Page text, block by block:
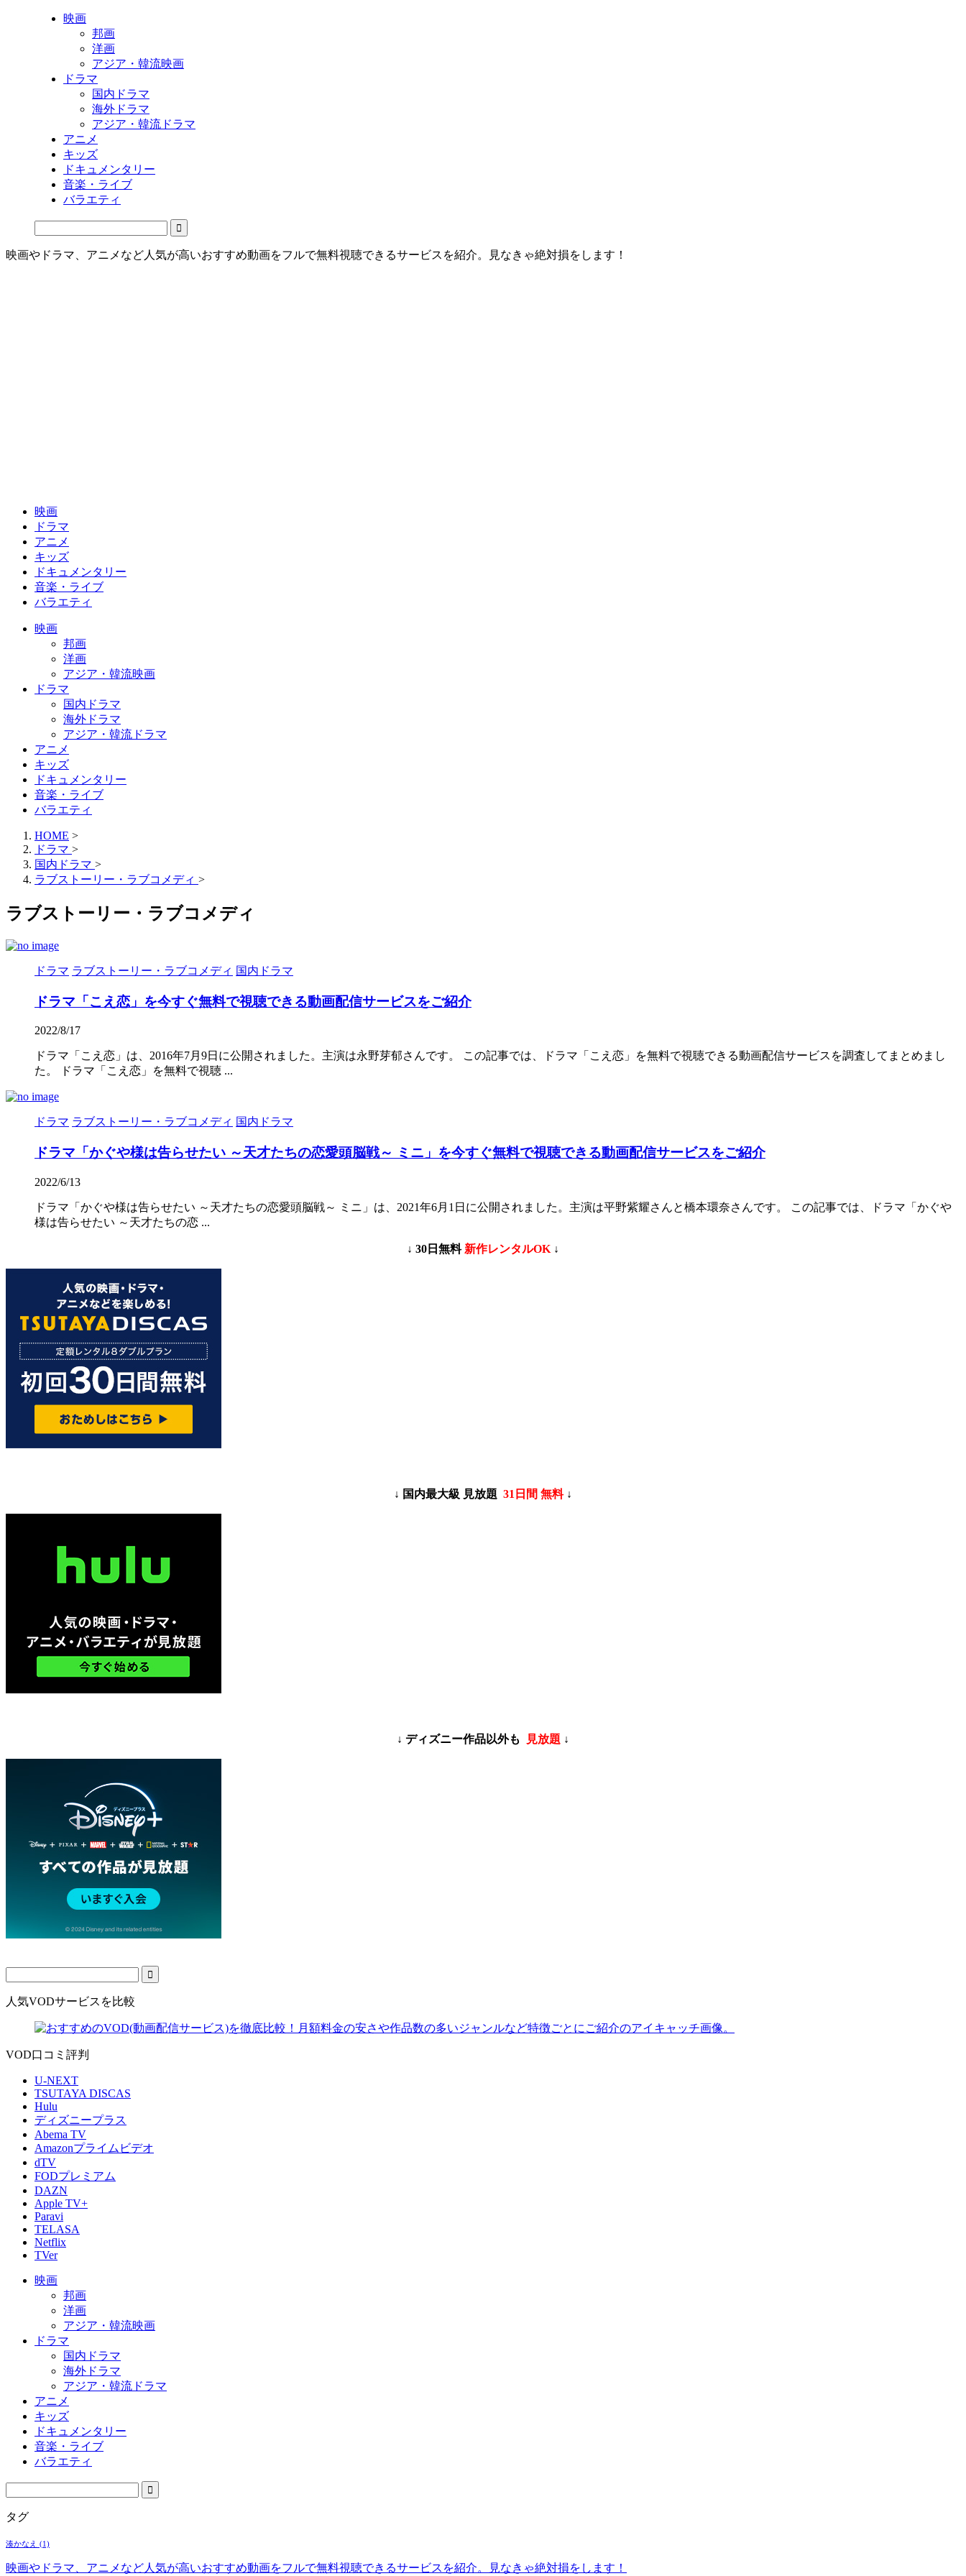
映画
邦画
洋画
アジア・韓流映画
ドラマ
国内ドラマ
海外ドラマ
アジア・韓流ドラマ
アニメ
キッズ
ドキュメンタリー
音楽・ライブ
バラエティ
映画やドラマ、アニメなど人気が高いおすすめ動画をフルで無料視聴できるサービスを紹介。見なきゃ絶対損をします！
映画
ドラマ
アニメ
キッズ
ドキュメンタリー
音楽・ライブ
バラエティ
映画
邦画
洋画
アジア・韓流映画
ドラマ
国内ドラマ
海外ドラマ
アジア・韓流ドラマ
アニメ
キッズ
ドキュメンタリー
音楽・ライブ
バラエティ
HOME >
ドラマ >
国内ドラマ >
ラブストーリー・ラブコメディ >
ラブストーリー・ラブコメディ
ドラマ ラブストーリー・ラブコメディ 国内ドラマ
ドラマ「こえ恋」を今すぐ無料で視聴できる動画配信サービスをご紹介
2022/8/17
ドラマ「こえ恋」は、2016年7月9日に公開されました。主演は永野芽郁さんです。 この記事では、ドラマ「こえ恋」を無料で視聴できる動画配信サービスを調査してまとめまし
た。 ドラマ「こえ恋」を無料で視聴 ...
ドラマ ラブストーリー・ラブコメディ 国内ドラマ
ドラマ「かぐや様は告らせたい ～天才たちの恋愛頭脳戦～ ミニ」を今すぐ無料で視聴できる動画配信サービスをご紹介
2022/6/13
ドラマ「かぐや様は告らせたい ～天才たちの恋愛頭脳戦～ ミニ」は、2021年6月1日に公開されました。主演は平野紫耀さんと橋本環奈さんです。 この記事では、ドラマ「かぐや
様は告らせたい ～天才たちの恋 ...
↓ 30日無料 新作レンタルOK ↓
↓ 国内最大級 見放題 31日間 無料↓
↓ ディズニー作品以外も 見放題 ↓
人気VODサービスを比較
VOD口コミ評判
U‐NEXT
TSUTAYA DISCAS
Hulu
ディズニープラス
Abema TV
Amazonプライムビデオ
dTV
FODプレミアム
DAZN
Apple TV+
Paravi
TELASA
Netflix
TVer
映画
邦画
洋画
アジア・韓流映画
ドラマ
国内ドラマ
海外ドラマ
アジア・韓流ドラマ
アニメ
キッズ
ドキュメンタリー
音楽・ライブ
バラエティ
タグ
湊かなえ (1)
映画やドラマ、アニメなど人気が高いおすすめ動画をフルで無料視聴できるサービスを紹介。見なきゃ絶対損をします！